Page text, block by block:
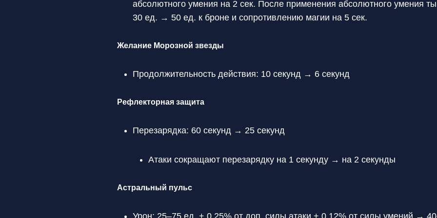
абсолютного умения на 2 сек. После применения абсолютного умения
30 ед. → 50 ед. к броне и сопротивлению магии на 5 сек.
Желание Морозной звезды
Продолжительность действия: 10 секунд → 6 секунд
Рефлекторная защита
Перезарядка: 60 секунд → 25 секунд
Атаки сокращают перезарядку на 1 секунду → на 2 секунды
Астральный пульс
Урон: 25–75 ед. + 0,25% от доп. силы атаки + 0,12% от силы умений →